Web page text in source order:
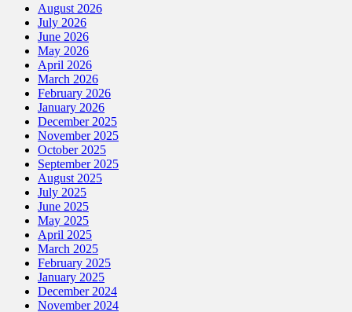
August 2026
July 2026
June 2026
May 2026
April 2026
March 2026
February 2026
January 2026
December 2025
November 2025
October 2025
September 2025
August 2025
July 2025
June 2025
May 2025
April 2025
March 2025
February 2025
January 2025
December 2024
November 2024